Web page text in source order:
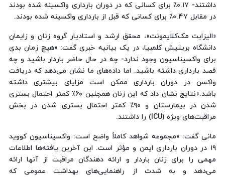
داشتند- ۰.۱۷٪ برای کسانی که در دوران بارداری واکسینه شده بودند
در مقابل ۰.۴۷٪ برای کسانی که قبل از بارداری واکسینه شده بودند.
«الیزابت مک‌کلایمونت»، محقق ارشد و استادیار گروه زنان و زایمان
دانشگاه بریتیش کلمبیا، در یک بیانیه خبری گفت: «هیچ زمان بدی
برای واکسیناسیون وجود ندارد- چه در حال حاضر باردار باشید و چه
قصد بارداری داشته باشید. اما داده‌های ما نشان می‌دهد که دریافت
واکسن در دوران بارداری ممکن است مزایای بیشتری داشته
باشد.»نتایج نشان داد که این زنان همچنین ۶۰٪ کمتر احتمال بستری
شدن در بیمارستان و ۹۰٪ کمتر احتمال بستری شدن در بخش
مراقبت‌های ویژه (ICU) را داشتند.
مانی گفت: «مجموعه شواهد کاملاً واضح است: واکسیناسیون کووید
۱۹ در دوران بارداری ایمن و مؤثر است. این آخرین یافته‌ها اطلاعات
مهمی را برای زنان باردار و ارائه دهندگان مراقبت از آنها ارائه
می‌دهد و به شدت از راهنمایی‌های بهداشت عمومی که